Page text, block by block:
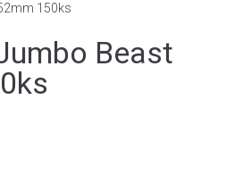
150ks
Beast